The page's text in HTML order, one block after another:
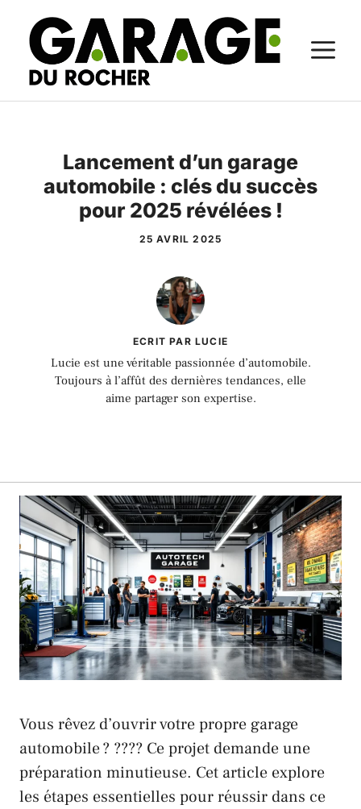
contenu
Lancement d’un garage
automobile : clés du succès
pour 2025 révélées !
25 AVRIL 2025
ECRIT PAR LUCIE
Lucie est une véritable passionnée d’automobile.
Toujours à l’affût des dernières tendances, elle
aime partager son expertise.
Vous rêvez d’ouvrirvotre propre garage
automobile ? ???? Ce projet demande une
préparation minutieuse. Cet article explore
les étapes essentielles pour réussir dans ce